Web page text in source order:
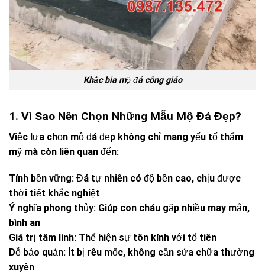
Khắc bia mộ đá công giáo
1. Vì Sao Nên Chọn Những Mẫu Mộ Đá Đẹp?
Việc lựa chọn mộ đá đẹp không chỉ mang yếu tố thẩm
mỹ mà còn liên quan đến:
Tính bền vững: Đá tự nhiên có độ bền cao, chịu được
thời tiết khắc nghiệt
Ý nghĩa phong thủy: Giúp con cháu gặp nhiều may mắn,
bình an
Giá trị tâm linh: Thể hiện sự tôn kính với tổ tiên
Dễ bảo quản: Ít bị rêu mốc, không cần sửa chữa thường
xuyên